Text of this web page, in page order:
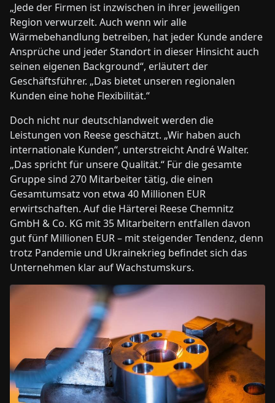
„Jede der Firmen ist inzwischen in ihrer jeweiligen
Region verwurzelt. Auch wenn wir alle
Wärmebehandlung betreiben, hat jeder Kunde andere
Ansprüche und jeder Standort in dieser Hinsicht auch
seinen eigenen Background“, erläutert der
Geschäftsführer. „Das bietet unseren regionalen
Kunden eine hohe Flexibilität.“
Doch nicht nur deutschlandweit werden die
Leistungen von Reese geschätzt. „Wir haben auch
internationale Kunden“, unterstreicht André Walter.
„Das spricht für unsere Qualität.“ Für die gesamte
Gruppe sind 270 Mitarbeiter tätig, die einen
Gesamtumsatz von etwa 40 Millionen EUR
erwirtschaften. Auf die Härterei Reese Chemnitz
GmbH & Co. KG mit 35 Mitarbeitern entfallen davon
gut fünf Millionen EUR – mit steigender Tendenz, denn
trotz Pandemie und Ukrainekrieg befindet sich das
Unternehmen klar auf Wachstumskurs.